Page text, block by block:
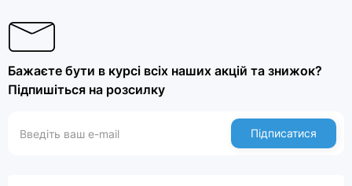
Бажаєте бути в курсі всіх наших акцій та знижок?
Підпишіться на розсилку
Підписатися